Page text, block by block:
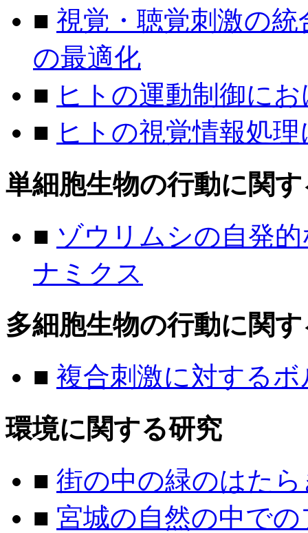
■ 視覚・聴覚刺激の
の最適化
■ ヒトの運動制御に
■ ヒトの視覚情報処
単細胞生物の行動に関
■ ゾウリムシの自発
ナミクス
多細胞生物の行動に関
■ 複合刺激に対する
環境に関する研究
■ 街の中の緑のはたら
■ 宮城の自然の中で